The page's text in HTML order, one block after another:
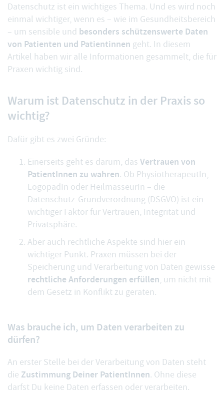
Datenschutz ist ein wichtiges Thema. Und es wird noch
einmal wichtiger, wenn es – wie im Gesundheitsbereich
– um sensible und besonders schützenswerte Daten
von Patienten und Patientinnen geht. In diesem
Artikel haben wir alle Informationen gesammelt, die für
Praxen wichtig sind.
Warum ist Datenschutz in der Praxis so
wichtig?
Dafür gibt es zwei Gründe:
Einerseits geht es darum, das Vertrauen von
PatientInnen zu wahren. Ob PhysiotherapeutIn,
LogopädIn oder HeilmasseurIn – die
Datenschutz-Grundverordnung (DSGVO) ist ein
wichtiger Faktor für Vertrauen, Integrität und
Privatsphäre.
Aber auch rechtliche Aspekte sind hier ein
wichtiger Punkt. Praxen müssen bei der
Speicherung und Verarbeitung von Daten gewisse
rechtliche Anforderungen erfüllen, um nicht mit
dem Gesetz in Konflikt zu geraten.
Was brauche ich, um Daten verarbeiten zu
dürfen?
An erster Stelle bei der Verarbeitung von Daten steht
die Zustimmung Deiner PatientInnen. Ohne diese
darfst Du keine Daten erfassen oder verarbeiten.